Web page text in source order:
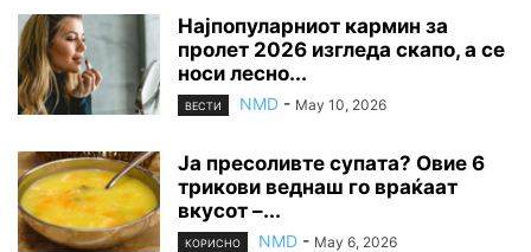
Најпопуларниот кармин за
пролет 2026 изгледа скапо, а се
носи лесно...
ВЕСТИ NMD - May 10, 2026
Ја пресоливте супата? Овие 6
трикови веднаш го враќаат
вкусот –...
КОРИСНО NMD - May 6, 2026